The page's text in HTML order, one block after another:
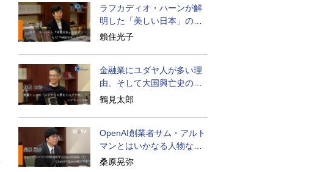
ラフカディオ・ハーンが解
明した「美しい日本」の秘
密と未来
賴住光子
金融業にユダヤ人が多い理
由、そして大国興亡史の裏
面のユダヤ人
鶴見太郎
OpenAI創業者サム・アルト
マンとはいかなる人物なの
か
桑原晃弥